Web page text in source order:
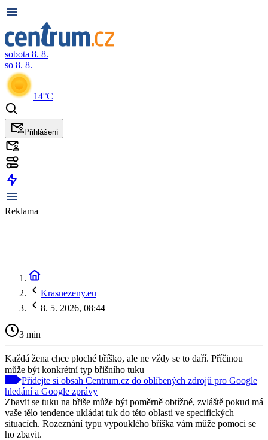
sobota 8. 8.
so 8. 8.
14°C
Přihlášení
Reklama
Krasnezeny.eu
8. 5. 2026, 08:44
3 min
Každá žena chce ploché bříško, ale ne vždy se to daří. Příčinou
může být konkrétní typ břišního tuku
Přidejte si obsah Centrum.cz do oblíbených zdrojů pro Google
hledání a Google zprávy
Zbavit se tuku na břiše může být poměrně obtížné, zvláště pokud má
vaše tělo tendence ukládat tuk do této oblasti ve specifických
situacích. Rozeznání typu vypouklého bříška vám může pomoci se
ho zbavit.